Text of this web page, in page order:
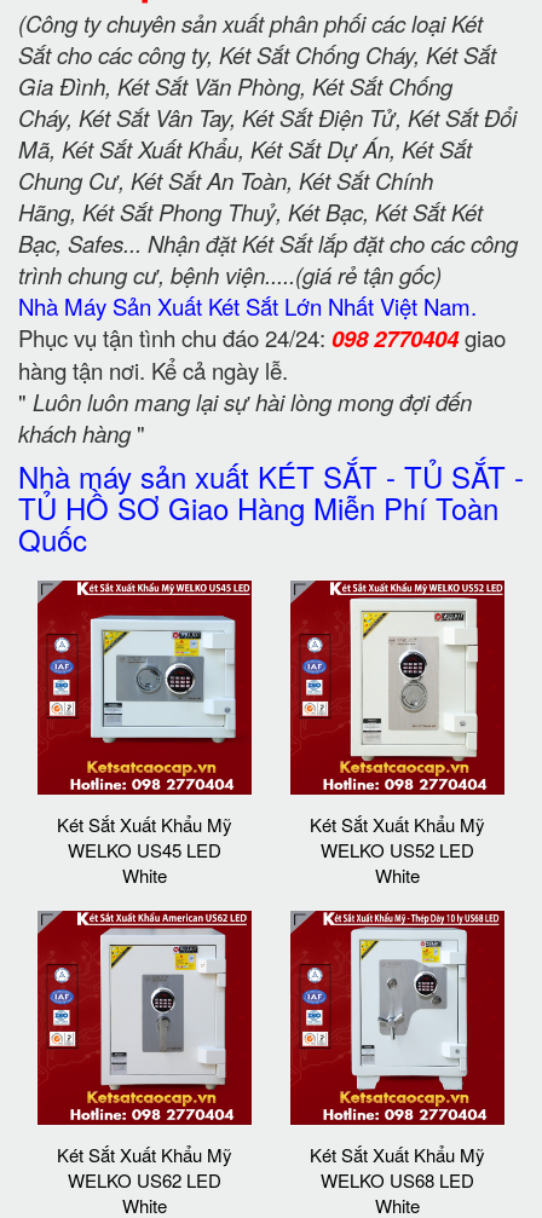
(Công ty chuyên sản xuất phân phối các loại Két
Sắt cho các công ty, Két Sắt Chống Cháy, Két Sắt
Gia Đình, Két Sắt Văn Phòng, Két Sắt Chống
Cháy, Két Sắt Vân Tay, Két Sắt Điện Tử, Két Sắt Đổi
Mã, Két Sắt Xuất Khẩu, Két Sắt Dự Án, Két Sắt
Chung Cư, Két Sắt An Toàn, Két Sắt Chính
Hãng, Két Sắt Phong Thuỷ, Két Bạc, Két Sắt Két
Bạc, Safes... Nhận đặt Két Sắt lắp đặt cho các công
trình chung cư, bệnh viện.....(giá rẻ tận gốc)
Nhà Máy Sản Xuất Két Sắt Lớn Nhất Việt Nam.
Phục vụ tận tình chu đáo 24/24: 098 2770404giao
hàng tận nơi. Kể cả ngày lễ.
" Luôn luôn mang lại sự hài lòng mong đợi đến
khách hàng"
Nhà máy sản xuất KÉT SẮT - TỦ SẮT -
TỦ HỒ SƠ Giao Hàng Miễn Phí Toàn
Quốc
Két Sắt Xuất Khẩu Mỹ
WELKO US45 LED
White
Két Sắt Xuất Khẩu Mỹ
WELKO US52 LED
White
Két Sắt Xuất Khẩu Mỹ
WELKO US62 LED
White
Két Sắt Xuất Khẩu Mỹ
WELKO US68 LED
White